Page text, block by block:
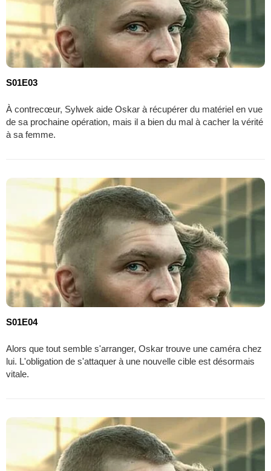
S01E03
À contrecœur, Sylwek aide Oskar à récupérer du matériel en vue
de sa prochaine opération, mais il a bien du mal à cacher la vérité
à sa femme.
S01E04
Alors que tout semble s'arranger, Oskar trouve une caméra chez
lui. L'obligation de s'attaquer à une nouvelle cible est désormais
vitale.